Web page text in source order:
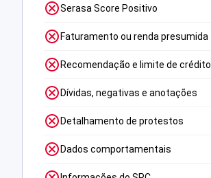
Serasa Score Positivo
Faturamento ou renda presumida
Recomendação e limite de crédito
Dívidas, negativas e anotações
Detalhamento de protestos
Dados comportamentais